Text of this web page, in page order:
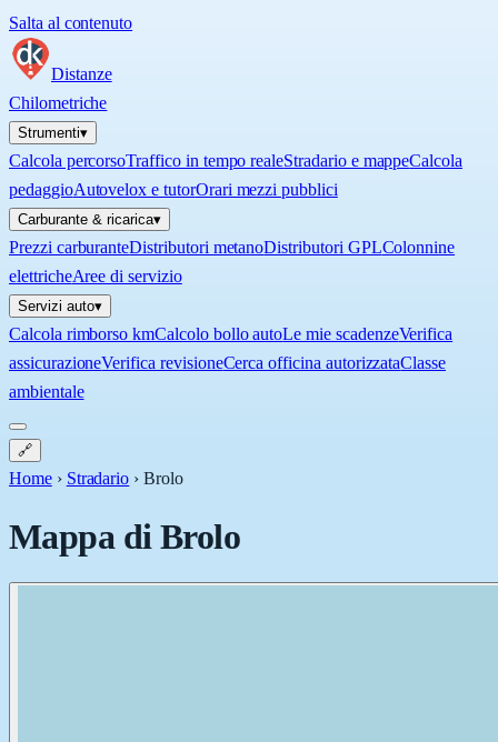
Salta al contenuto
Distanze
Chilometriche
Strumenti▾
Calcola percorsoTraffico in tempo realeStradario e mappeCalcola
pedaggioAutovelox e tutorOrari mezzi pubblici
Carburante & ricarica▾
Prezzi carburanteDistributori metanoDistributori GPLColonnine
elettricheAree di servizio
Servizi auto▾
Calcola rimborso kmCalcolo bollo autoLe mie scadenzeVerifica
assicurazioneVerifica revisioneCerca officina autorizzataClasse
ambientale
🔗
Home › Stradario ›Brolo
Mappa diBrolo